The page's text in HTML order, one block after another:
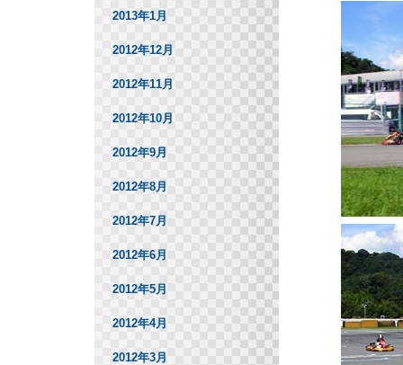
2013年1月
2012年12月
2012年11月
2012年10月
2012年9月
2012年8月
2012年7月
2012年6月
2012年5月
2012年4月
2012年3月